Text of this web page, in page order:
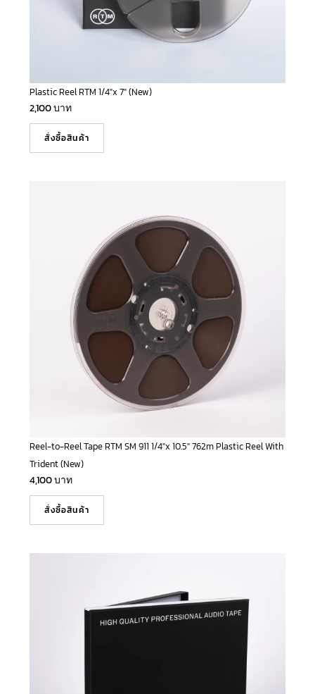
Plastic Reel RTM 1/4″x 7″ (New)
2,100บาท
สั่งซื้อสินค้า
Reel-to-Reel Tape RTM SM 911 1/4″x 10.5″ 762m Plastic Reel With
Trident (New)
4,100บาท
สั่งซื้อสินค้า